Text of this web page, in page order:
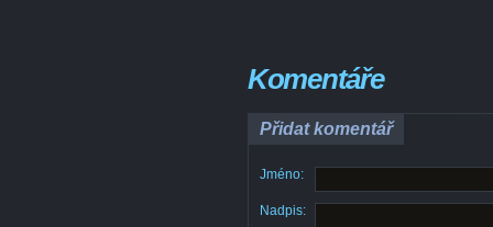
Komentáře
Přidat komentář
Jméno:
Nadpis: